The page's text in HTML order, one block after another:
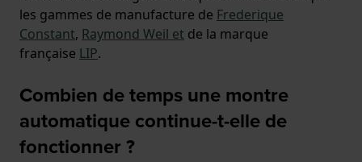
les gammes de manufacture de Frederique
Constant, Raymond Weil et de la marque
française LIP.
Combien de temps une montre
automatique continue-t-elle de
fonctionner ?